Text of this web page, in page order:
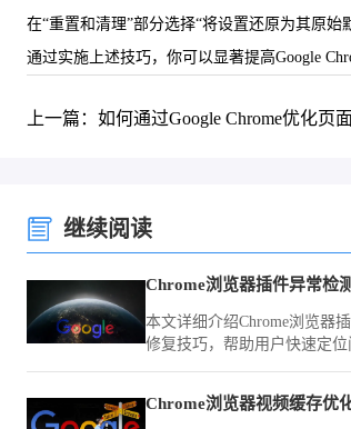
在“重置和清理”部分选择“将设置还原为其原始
通过实施上述技巧，你可以显著提高Google
上一篇：如何通过Google Chrome优化页
继续阅读
Chrome浏览器插件异常检
本文详细介绍Chrome浏览器
修复技巧，帮助用户快速定位
Chrome浏览器视频缓存优